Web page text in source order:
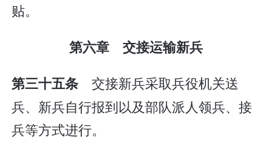
贴。
第六章 交接运输新兵
第三十五条 交接新兵采取兵役机关送
兵、新兵自行报到以及部队派人领兵、接
兵等方式进行。